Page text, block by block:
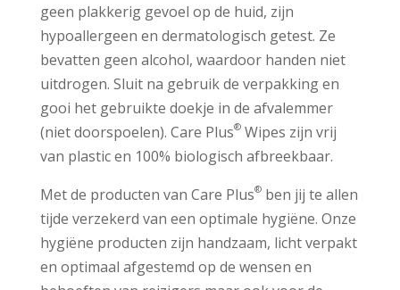
geen plakkerig gevoel op de huid, zijn
hypoallergeen en dermatologisch getest. Ze
bevatten geen alcohol, waardoor handen niet
uitdrogen. Sluit na gebruik de verpakking en
gooi het gebruikte doekje in de afvalemmer
(niet doorspoelen). Care Plus®Wipes zijn vrij
van plastic en 100% biologisch afbreekbaar.
Met de producten van Care Plus®ben jij te allen
tijde verzekerd van een optimale hygiëne. Onze
hygiëne producten zijn handzaam, licht verpakt
en optimaal afgestemd op de wensen en